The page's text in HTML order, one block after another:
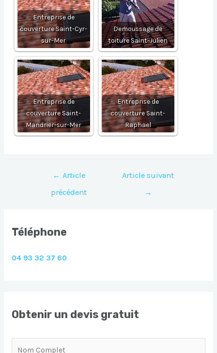
Entreprise de
couverture Saint-Cyr-
sur-Mer
Demoussage de
toiture Saint-Julien
Entreprise de
couverture Saint-
Mandrier-sur-Mer
Entreprise de
couverture Saint-
Raphael
Navigation
l’article
← Article
précédent
Article suivant
→
Téléphone
04 93 32 37 60
Obtenir un devis gratuit